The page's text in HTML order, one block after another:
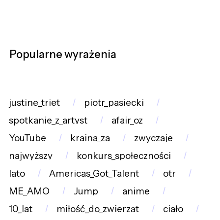
Popularne wyrażenia
justine_triet
piotr_pasiecki
spotkanie_z_artyst
afair_oz
YouTube
kraina_za
zwyczaje
najwyższy
konkurs_społeczności
lato
Americas_Got_Talent
otr
ME_AMO
Jump
anime
10_lat
miłość_do_zwierząt
ciało